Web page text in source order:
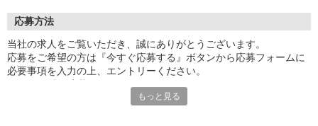
応募方法
当社の求人をご覧いただき、誠にありがとうございます。
応募をご希望の方は『今すぐ応募する』ボタンから応募フォームに
必要事項を入力の上、エントリーください。
もっと見る